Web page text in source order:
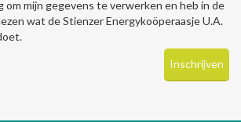
om mijn gegevens te verwerken en heb in de
wat de Stienzer Energykoöperaasje U.A.